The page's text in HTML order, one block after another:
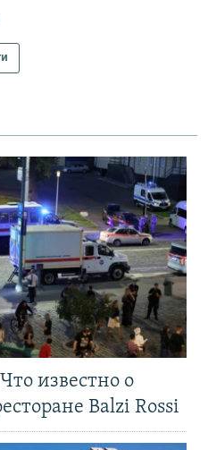
известно о
Balzi Rossi